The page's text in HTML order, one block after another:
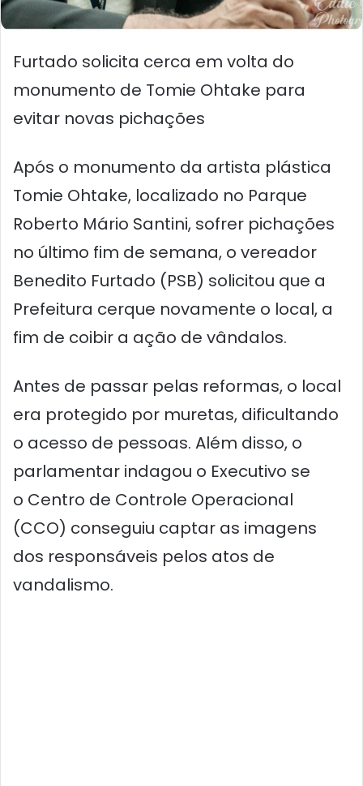
Furtado solicita cerca em volta do
monumento de Tomie Ohtake para
evitar novas pichações
Após o monumento da artista plástica
Tomie Ohtake, localizado no Parque
Roberto Mário Santini, sofrer pichações
no último fim de semana, o vereador
Benedito Furtado (PSB) solicitou que a
Prefeitura cerque novamente o local, a
fim de coibir a ação de vândalos.
Antes de passar pelas reformas, o local
era protegido por muretas, dificultando
o acesso de pessoas. Além disso, o
parlamentar indagou o Executivo se
o Centro de Controle Operacional
(CCO) conseguiu captar as imagens
dos responsáveis pelos atos de
vandalismo.